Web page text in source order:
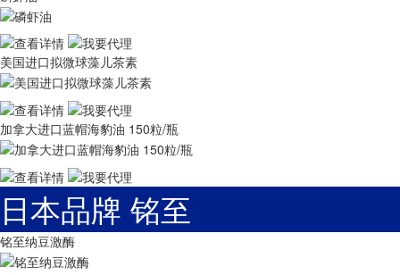
美国进口拟微球藻儿茶素
加拿大进口蓝帽海豹油 150粒/瓶
日本品牌 铭至
铭至纳豆激酶